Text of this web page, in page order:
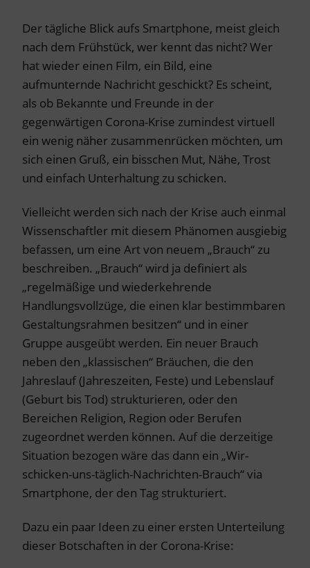
Der tägliche Blick aufs Smartphone, meist gleich
nach dem Frühstück, wer kennt das nicht? Wer
hat wieder einen Film, ein Bild, eine
aufmunternde Nachricht geschickt? Es scheint,
als ob Bekannte und Freunde in der
gegenwärtigen Corona-Krise zumindest virtuell
ein wenig näher zusammenrücken möchten, um
sich einen Gruß, ein bisschen Mut, Nähe, Trost
und einfach Unterhaltung zu schicken.
Vielleicht werden sich nach der Krise auch einmal
Wissenschaftler mit diesem Phänomen ausgiebig
befassen, um eine Art von neuem „Brauch“ zu
beschreiben. „Brauch“ wird ja definiert als
„regelmäßige und wiederkehrende
Handlungsvollzüge, die einen klar bestimmbaren
Gestaltungsrahmen besitzen“ und in einer
Gruppe ausgeübt werden. Ein neuer Brauch
neben den „klassischen“ Bräuchen, die den
Jahreslauf (Jahreszeiten, Feste) und Lebenslauf
(Geburt bis Tod) strukturieren, oder den
Bereichen Religion, Region oder Berufen
zugeordnet werden können. Auf die derzeitige
Situation bezogen wäre das dann ein „Wir-
schicken-uns-täglich-Nachrichten-Brauch“ via
Smartphone, der den Tag strukturiert.
Dazu ein paar Ideen zu einer ersten Unterteilung
dieser Botschaften in der Corona-Krise: